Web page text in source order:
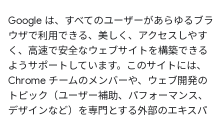
Google は、すべてのユーザーがあらゆるブラ
ウザで利用できる、美しく、アクセスしやす
く、高速で安全なウェブサイトを構築できる
ようサポートしています。このサイトには、
Chrome チームのメンバーや、ウェブ開発の
トピック（ユーザー補助、パフォーマンス、
デザインなど）を専門とする外部のエキスパ